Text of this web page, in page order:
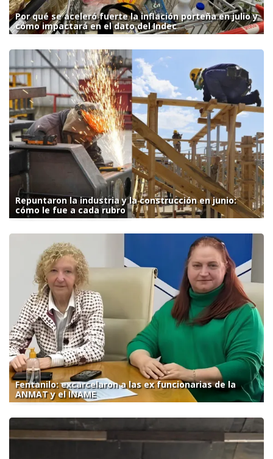
Por qué se aceleró fuerte la inflación porteña en julio y
cómo impactará en el dato del Indec
Repuntaron la industria y la construcción en junio:
cómo le fue a cada rubro
Fentanilo: excarcelaron a las ex funcionarias de la
ANMAT y el INAME